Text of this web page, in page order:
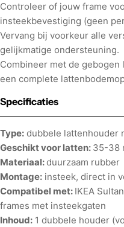
Controleer of jouw frame
insteekbevestiging (geen
Vervang bij voorkeur alle
gelijkmatige ondersteuning.
Combineer met de
een complete
Specificaties
Type: dubbele lattenhouder
Geschikt voor latten: 35-38
Materiaal:duurzaam rubber
Montage: insteek, direct in
Compatibel met: IKEA
frames met insteekgaten
Inhoud: 1 dubbele houder